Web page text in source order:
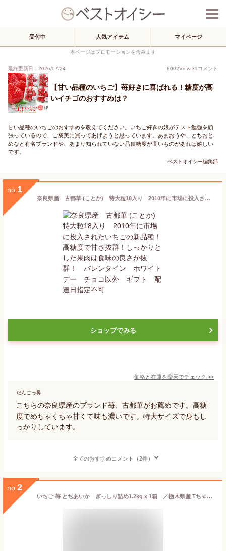
受付中 人気アイテム マイページ
本ページはプロモーションを含みます
最終更新日：2026/07/24 8002View 31 コメント
【甘い品種のいちご】苺好きに喜ばれる！糖度が高
いイチゴのおすすめは？
甘い品種のいちごのおすすめを教えてください。いちご好きの娘がテスト勉強を頑
張っているので、ご褒美に買ってあげようと思っています。あまおうや、とちおと
めなど有名ブランドや、あまり知られていない品種糖度が高いものがあれば嬉しい
です。
ベストオイシー編集部
no. 1
奈良県産 古都華 (ことか) 特大粒18入り 2010年に市場に投入されたいちごの新品種！高糖度で甘さ抜群！しっかりとした果肉は食味の良さが抜群！ バレンタイン ホワイトデー チョコ以外 ギフト 配達日指定不可
ショップでみる
価格と在庫を楽天でチェック >>
だんごっ鼻
こちらの奈良県産のブランド苺、古都華がお薦めです。高糖
度でめちゃくちゃ甘くて味も濃いです。特大サイズで身もし
っかりしています。
全てのおすすめコメント（2件）
no. 2
いちご 苺 とちあいか ぎっしり詰め1.2kg x 1箱 ／栃木県産 Tちゃん いちご 苺 イチゴ とちあいか 送料無料 農家 直送 不揃い 予約 高級いちご 生いちご いちごギフト 旬のフルーツ 冬 果物 季節の果物 ストロベリー お取り寄せ 3月 4月【BK】